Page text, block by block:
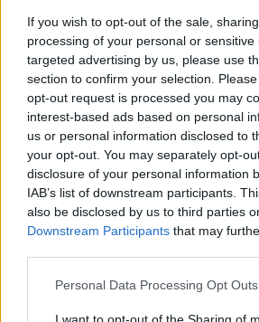
If you wish to opt-out of the sale,
processing of your personal or
targeted advertising by us, please use
section to confirm your selection.
opt-out request is processed you may
interest-based ads based on personal
us or personal information disclosed to
your opt-out. You may separately opt-
disclosure of your personal information
IAB’s list of downstream participants.
also be disclosed by us to third parties
Downstream Participants that may
Personal Data Processing Opt Outs
I want to opt-out of the Sharing of
Η Ζωή Λεμονάκη, μητέρα 5
πρώτη στο Παιδαγωγικό στο
την ανακοίνωση των
8 Αυγούστου 2026 01:18